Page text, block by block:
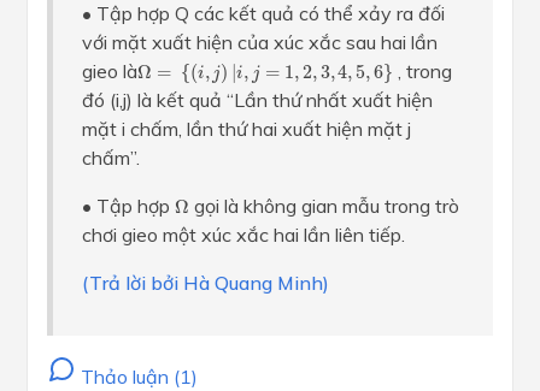
• Tập hợp Q các kết quả có thể xảy ra đối
với mặt xuất hiện của xúc xắc sau hai lần
gieo làΩ = {(i, j) i, j = 1,2,3,4, 5,6}
Ω j)|i =1,2 3 5 6
, trong
đó (i,j) là kết quả “Lần thứ nhất xuất hiện
mặt i chấm, lần thứ hai xuất hiện mặt j
chấm”.
• Tập hợp Ω
Ω gọi là không gian mẫu trong trò
chơi gieo một xúc xắc hai lần liên tiếp.
(Trả lời bởi Hà Quang Minh)
Thảo luận (1)